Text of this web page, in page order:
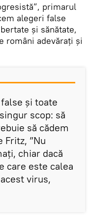
primarul
alegeri false
şi sănătate,
români adevăraţi şi
şi toate
scop: să
să cădem
Fritz, ”Nu
chiar dacă
care este calea
virus,